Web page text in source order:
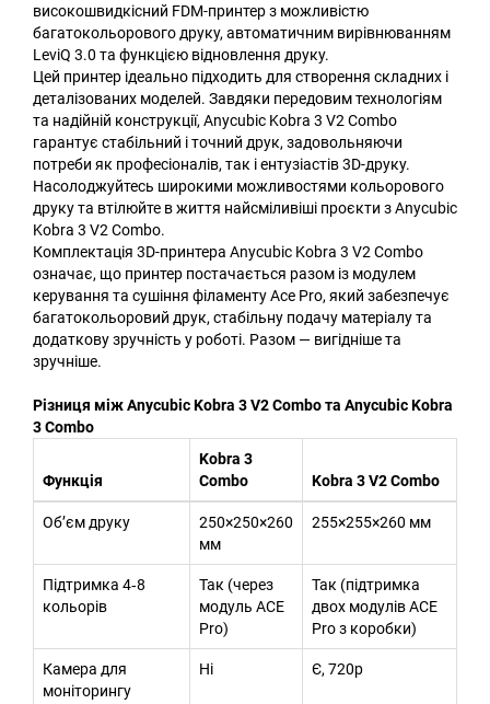
високошвидкісний FDM-принтер з можливістю
багатокольорового друку, автоматичним вирівнюванням
LeviQ 3.0 та функцією відновлення друку.
Цей принтер ідеально підходить для створення складних і
деталізованих моделей. Завдяки передовим технологіям
та надійній конструкції, Anycubic Kobra 3 V2 Combo
гарантує стабільний і точний друк, задовольняючи
потреби як професіоналів, так і ентузіастів 3D-друку.
Насолоджуйтесь широкими можливостями кольорового
друку та втілюйте в життя найсміливіші проєкти з Anycubic
Kobra 3 V2 Combo.
Комплектація 3D-принтера Anycubic Kobra 3 V2 Combo
означає, що принтер постачається разом із модулем
керування та сушіння філаменту Ace Pro, який забезпечує
багатокольоровий друк, стабільну подачу матеріалу та
додаткову зручність у роботі. Разом — вигідніше та
зручніше.
Різниця між Anycubic Kobra 3 V2 Combo та Anycubic Kobra
3 Combo
Функція
Kobra 3
Combo
Kobra 3 V2 Combo
Об’єм друку
250×250×260
мм
255×255×260 мм
Підтримка 4‑8
кольорів
Так (через
модуль ACE
Pro)
Так (підтримка
двох модулів ACE
Pro з коробки)
Камера для
моніторингу
Ні Є, 720p